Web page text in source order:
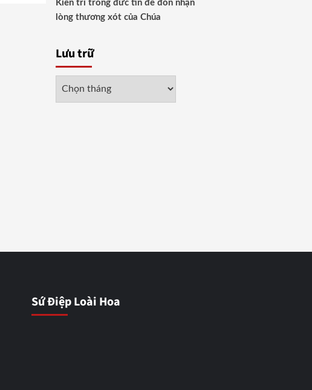
Kiên trì trong đức tin để đón nhận
lòng thương xót của Chúa
Lưu trữ
Sứ Điệp Loài Hoa